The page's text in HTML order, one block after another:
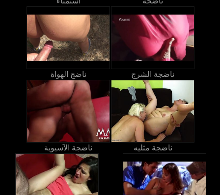
ناضج الهواة ناضجة الشرج
ناضجة الآسيوية ناضجة مثليه